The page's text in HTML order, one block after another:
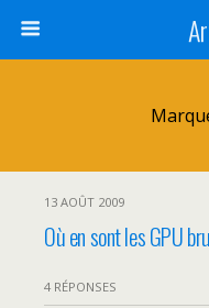
13 AOÛT 2009
Où en sont les GPU
4 RÉPONSES